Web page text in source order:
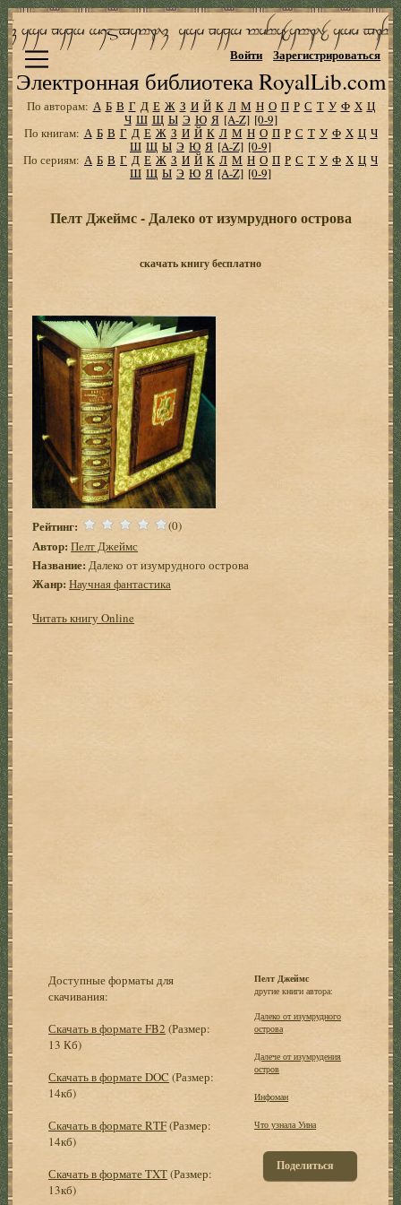
Электронная библиотека RoyalLib.com
Войти Зарегистрироваться
По авторам: А Б В Г Д Е Ж З И Й К Л М Н О П Р С Т У Ф Х Ц
Ч Ш Щ Ы Э Ю Я [A-Z] [0-9]
По книгам: А Б В Г Д Е Ж З И Й К Л М Н О П Р С Т У Ф Х Ц Ч
Ш Щ Ы Э Ю Я [A-Z] [0-9]
По сериям: А Б В Г Д Е Ж З И Й К Л М Н О П Р С Т У Ф Х Ц Ч
Ш Щ Ы Э Ю Я [A-Z] [0-9]
Пелт Джеймс - Далеко от изумрудного острова
скачать книгу бесплатно
Рейтинг: (0)
Автор: Пелт Джеймс
Название: Далеко от изумрудного острова
Жанр: Научная фантастика
Читать книгу Online
Доступные форматы для
скачивания:
Скачать в формате FB2 (Размер:
13 Кб)
Скачать в формате DOC (Размер:
14кб)
Скачать в формате RTF(Размер:
14кб)
Скачать в формате TXT(Размер:
13кб)
Пелт Джеймс
другие книги автора:
Далеко от изумрудного
острова
Далече от изумрудения
остров
Инфоман
Что узнала Уина
Поделиться